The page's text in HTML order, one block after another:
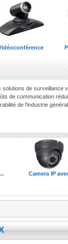
de surveillance
de communication
de l'industrie
Camera IP